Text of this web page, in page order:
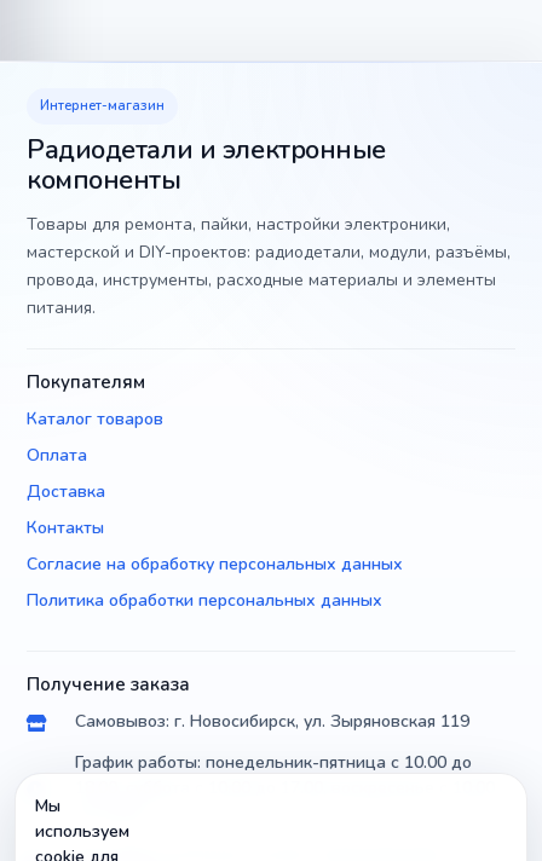
Интернет-магазин
Радиодетали и электронные
компоненты
Товары для ремонта, пайки, настройки электроники,
мастерской и DIY-проектов: радиодетали, модули, разъёмы,
провода, инструменты, расходные материалы и элементы
питания.
Покупателям
Каталог товаров
Оплата
Доставка
Контакты
Согласие на обработку персональных данных
Политика обработки персональных данных
Получение заказа
Самовывоз: г. Новосибирск, ул. Зыряновская 119
График работы: понедельник-пятница с 10.00 до
Доставка по России почтой и транспортными
Мы
используем